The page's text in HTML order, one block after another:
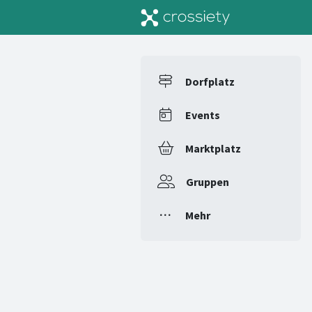
Dorfplatz
Events
Marktplatz
Gruppen
Mehr